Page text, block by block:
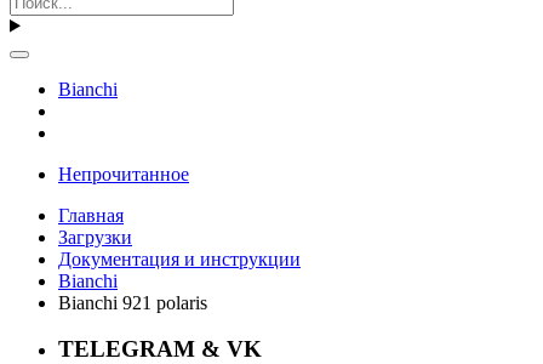
Bianchi
Непрочитанное
Главная
Загрузки
Документация и инструкции
Bianchi
Bianchi 921 polaris
TELEGRAM & VK